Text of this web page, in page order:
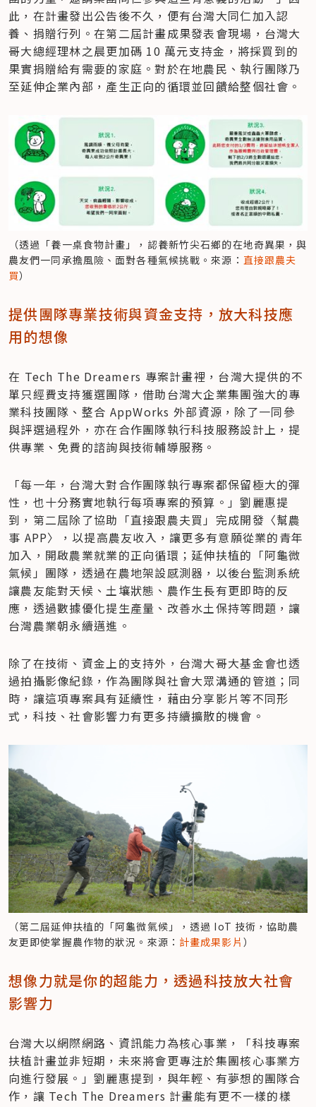
此，在計畫發出公告後不久，便有台灣大同仁加入認
養、捐贈行列。在第二屆計畫成果發表會現場，台灣大
哥大總經理林之晨更加碼 10 萬元支持金，將採買到的
果實捐贈給有需要的家庭。對於在地農民、執行團隊乃
至延伸企業內部，產生正向的循環並回饋給整個社會。
（透過「養一桌食物計畫」，認養新竹尖石鄉的在地奇異果，與
農友們一同承擔風險、面對各種氣候挑戰。來源： 直接跟農夫
買）
提供團隊專業技術與資金支持，放大科技應
用的想像
在 Tech The Dreamers 專案計畫裡，台灣大提供的不
單只經費支持獲選團隊，借助台灣大企業集團強大的專
業科技團隊、整合 AppWorks 外部資源，除了一同參
與評選過程外，亦在合作團隊執行科技服務設計上，提
供專業、免費的諮詢與技術輔導服務。
「每一年，台灣大對合作團隊執行專案都保留極大的彈
性，也十分務實地執行每項專案的預算。」劉麗惠提
到，第二屆除了協助「直接跟農夫買」完成開發〈幫農
事 APP〉，以提高農友收入，讓更多有意願從業的青年
加入，開啟農業就業的正向循環；延伸扶植的「阿龜微
氣候」團隊，透過在農地架設感測器，以後台監測系統
讓農友能對天候、土壤狀態、農作生長有更即時的反
應，透過數據優化提生產量、改善水土保持等問題，讓
台灣農業朝永續邁進。
除了在技術、資金上的支持外，台灣大哥大基金會也透
過拍攝影像紀錄，作為團隊與社會大眾溝通的管道；同
時，讓這項專案具有延續性，藉由分享影片等不同形
式，科技、社會影響力有更多持續擴散的機會。
（第二屆延伸扶植的「阿龜微氣候」，透過 IoT 技術，協助農
友更即使掌握農作物的狀況。來源： 計畫成果影片 ）
想像力就是你的超能力，透過科技放大社會
影響力
台灣大以網際網路、資訊能力為核心事業，「科技專案
扶植計畫並非短期，未來將會更專注於集團核心事業方
向進行發展。」劉麗惠提到，與年輕、有夢想的團隊合
作，讓 Tech The Dreamers 計畫能有更不一樣的樣